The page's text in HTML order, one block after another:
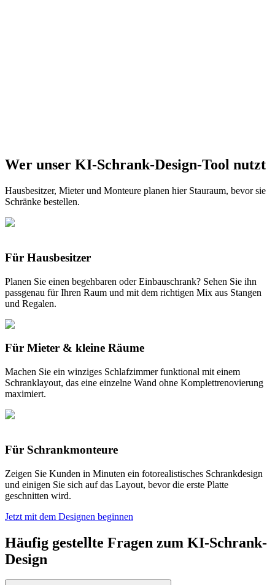
Kostenlos starten
Wer unser KI-Schrank-Design-Tool nutzt
Hausbesitzer, Mieter und Monteure planen hier Stauraum, bevor sie
Schränke bestellen.
Für Hausbesitzer
Planen Sie einen begehbaren oder Einbauschrank? Sehen Sie ihn
passgenau für Ihren Raum und mit dem richtigen Mix aus Stangen
und Regalen.
Für Mieter & kleine Räume
Machen Sie ein winziges Schlafzimmer funktional mit einem
Schranklayout, das eine einzelne Wand ohne Komplettrenovierung
maximiert.
Für Schrankmonteure
Zeigen Sie Kunden in Minuten ein fotorealistisches Schrankdesign
und einigen Sie sich auf das Layout, bevor die erste Platte
geschnitten wird.
Jetzt mit dem Designen beginnen
Häufig gestellte Fragen zum KI-Schrank-
Design